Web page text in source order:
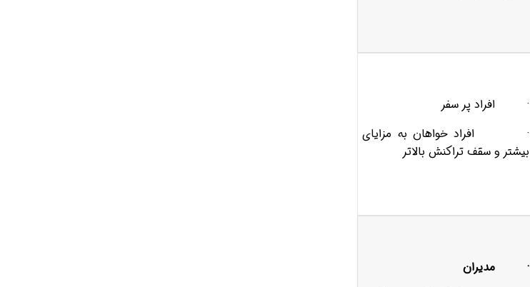
· افراد پر سفر
· افراد خواهان به مزایای
بیشتر و سقف تراکنش بالاتر
·مدیران